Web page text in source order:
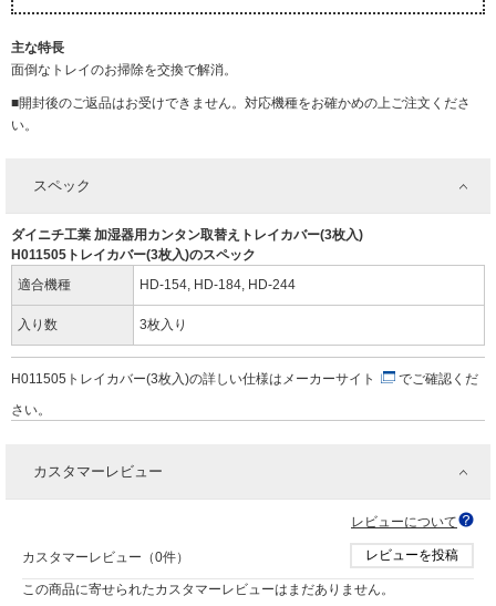
主な特長
面倒なトレイのお掃除を交換で解消。
■開封後のご返品はお受けできません。対応機種をお確かめの上ご注文くださ
い。
スペック
ダイニチ工業 加湿器用カンタン取替えトレイカバー(3枚入)
H011505トレイカバー(3枚入)のスペック
適合機種
HD-154, HD-184, HD-244
入り数 3枚入り
H011505トレイカバー(3枚入)の詳しい仕様は メーカーサイト
でご確認くだ
さい。
カスタマーレビュー
レビューについて
カスタマーレビュー（0件） レビューを投稿
この商品に寄せられたカスタマーレビューはまだありません。